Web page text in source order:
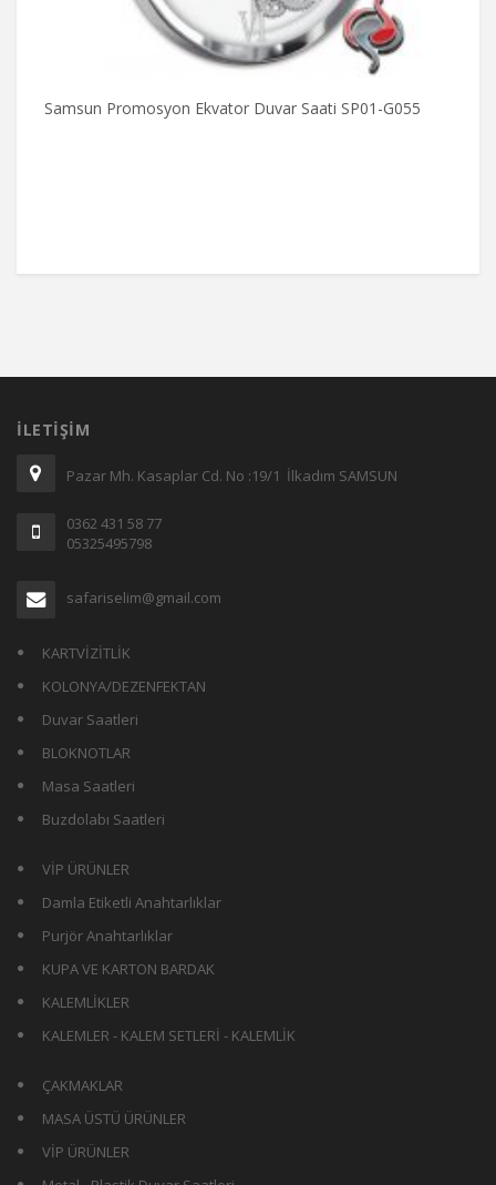
Samsun Promosyon Ekvator Duvar Saati SP01-G055
İLETIŞIM
Pazar Mh. Kasaplar Cd. No :19/1 İlkadım SAMSUN
0362 431 58 77
05325495798
safariselim@gmail.com
KARTVİZİTLİK
KOLONYA/DEZENFEKTAN
Duvar Saatleri
BLOKNOTLAR
Masa Saatleri
Buzdolabı Saatleri
VİP ÜRÜNLER
Damla Etiketli Anahtarlıklar
Purjör Anahtarlıklar
KUPA VE KARTON BARDAK
KALEMLİKLER
KALEMLER - KALEM SETLERİ - KALEMLİK
ÇAKMAKLAR
MASA ÜSTÜ ÜRÜNLER
VİP ÜRÜNLER